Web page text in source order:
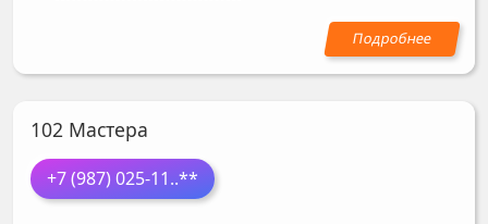
102 Мастера
+7 (987) 025-11..**